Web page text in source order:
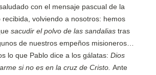
con el mensaje pascual de la
recibida, volviendo a nosotros: hemos
sacudir el polvo de las sandalias tras
de nuestros empeños misioneros…
lo que Pablo dice a los gálatas: Dios
si no es en la cruz de Cristo. Ante